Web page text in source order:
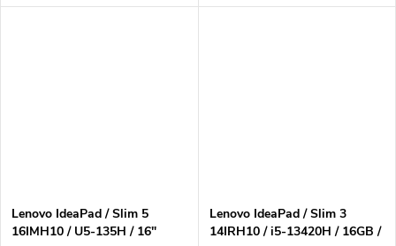
1TB/15,3"/WUXGA/IPS/AG/300nitů/65W/WIN11HomeProcesor: Intel Core Ultra,
Lenovo IdeaPad / Slim 5
16IMH10 / U5-135H / 16"
Lenovo IdeaPad / Slim 3
14IRH10 / i5-13420H / 16GB /